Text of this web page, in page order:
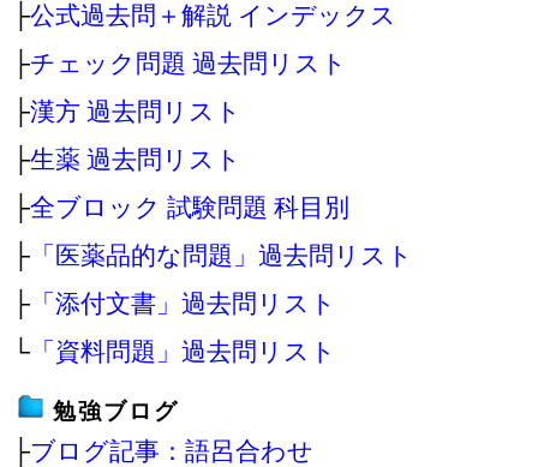
├公式過去問＋解説 インデックス
├チェック問題 過去問リスト
├漢方 過去問リスト
├生薬 過去問リスト
├全ブロック 試験問題 科目別
├ 「医薬品的な問題」過去問リスト
├ 「添付文書」過去問リスト
└ 「資料問題」過去問リスト
勉強ブログ
├ブログ記事：語呂合わせ